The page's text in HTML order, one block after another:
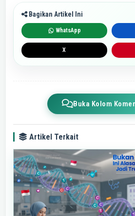
Bagikan Artikel Ini
WhatsApp
X
Buka Kolom
Artikel Terkait